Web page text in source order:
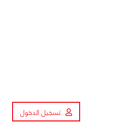
تسجيل الدخول